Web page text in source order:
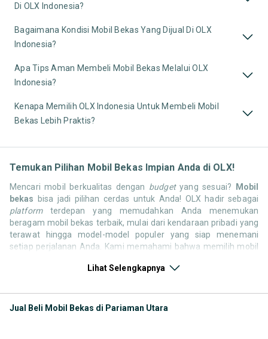
Di OLX Indonesia?
Bagaimana Kondisi Mobil Bekas Yang Dijual Di OLX
Indonesia?
Apa Tips Aman Membeli Mobil Bekas Melalui OLX
Indonesia?
Kenapa Memilih OLX Indonesia Untuk Membeli Mobil
Bekas Lebih Praktis?
Temukan Pilihan Mobil Bekas Impian Anda di OLX!
Mencari mobil berkualitas dengan budgetyang sesuai? Mobil
bekas bisa jadi pilihan cerdas untuk Anda! OLX hadir sebagai
platformterdepan yang memudahkan Anda menemukan
beragam mobil bekas terbaik, mulai dari kendaraan pribadi yang
terawat hingga model-model populer yang siap menemani
setiap perjalanan Anda. Kami memahami bahwa memilih mobil
ribuan daftar dari penjual terpercaya di seluruh Indonesia.
dengan gaya hidup, kebutuhan, danbudgetAnda!
Memilih mobil bekas yang tepat tentu bukan perkara mudah.
Lihat Selengkapnya
Jual Beli Mobil Bekas di Pariaman Utara